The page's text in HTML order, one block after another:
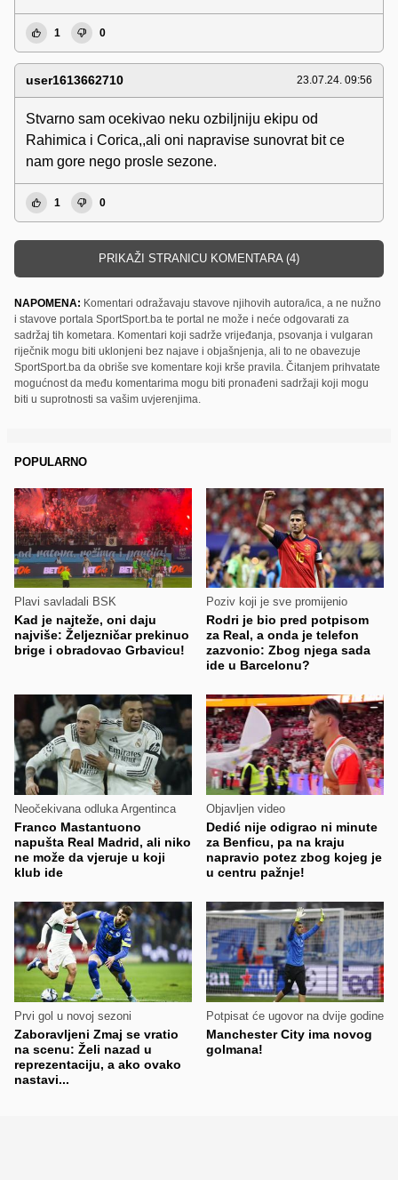
1 0
user1613662710 23.07.24. 09:56
Stvarno sam ocekivao neku ozbiljniju ekipu od
Rahimica i Corica,,ali oni napravise sunovrat bit ce
nam gore nego prosle sezone.
1 0
PRIKAŽI STRANICU KOMENTARA (4)
NAPOMENA: Komentari odražavaju stavove njihovih autora/ica, a ne nužno
i stavove portala SportSport.ba te portal ne može i neće odgovarati za
sadržaj tih kometara. Komentari koji sadrže vrijeđanja, psovanja i vulgaran
riječnik mogu biti uklonjeni bez najave i objašnjenja, ali to ne obavezuje
SportSport.ba da obriše sve komentare koji krše pravila. Čitanjem prihvatate
mogućnost da među komentarima mogu biti pronađeni sadržaji koji mogu
biti u suprotnosti sa vašim uvjerenjima.
POPULARNO
Plavi savladali BSK
Kad je najteže, oni daju
najviše: Željezničar prekinuo
brige i obradovao Grbavicu!
Poziv koji je sve promijenio
Rodri je bio pred potpisom
za Real, a onda je telefon
zazvonio: Zbog njega sada
ide u Barcelonu?
Neočekivana odluka Argentinca
Franco Mastantuono
napušta Real Madrid, ali niko
ne može da vjeruje u koji
klub ide
Objavljen video
Dedić nije odigrao ni minute
za Benficu, pa na kraju
napravio potez zbog kojeg je
u centru pažnje!
Prvi gol u novoj sezoni
Zaboravljeni Zmaj se vratio
na scenu: Želi nazad u
reprezentaciju, a ako ovako
nastavi...
Potpisat će ugovor na dvije godine
Manchester City ima novog
golmana!